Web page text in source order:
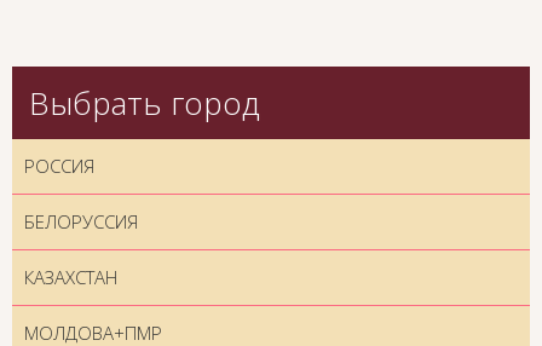
Выбрать город
РОССИЯ
БЕЛОРУССИЯ
КАЗАХСТАН
МОЛДОВА+ПМР